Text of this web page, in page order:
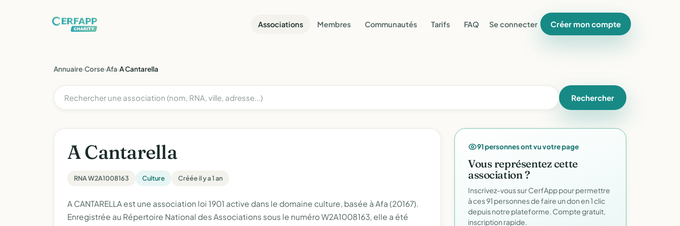
Associations Membres Communautés Tarifs FAQ Se connecter Créer mon compte
Annuaire›Corse›Afa›A Cantarella
Rechercher
A Cantarella
RNA W2A1008163 Culture Créée il y a 1 an
A CANTARELLA est une association loi 1901 active dans le domaine culture, basée à Afa (20167).
Enregistrée au Répertoire National des Associations sous le numéro W2A1008163, elle a été
91 personnes ont vu votre page
Vous représentez cette
association ?
Inscrivez-vous sur CerfApp pour permettre
à ces 91 personnes de faire un don en 1 clic
depuis notre plateforme. Compte gratuit,
inscription rapide.